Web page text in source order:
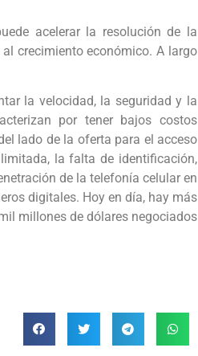
acelerar la resolución de la
crecimiento económico. A largo
la velocidad, la seguridad y la
por tener bajos costos
lado de la oferta para el acceso
la falta de identificación,
de la telefonía celular en
digitales. Hoy en día, hay más
millones de dólares negociados